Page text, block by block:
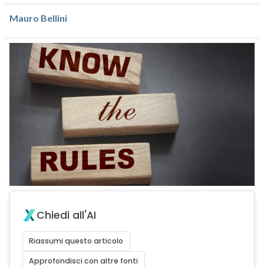
Mauro Bellini
Chiedi all'AI
Riassumi questo articolo
Approfondisci con altre fonti